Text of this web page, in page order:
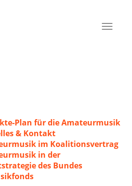
Toggle
Plan für die Amateurmusik
& Kontakt
im Koalitionsvertrag
in der
des Bundes